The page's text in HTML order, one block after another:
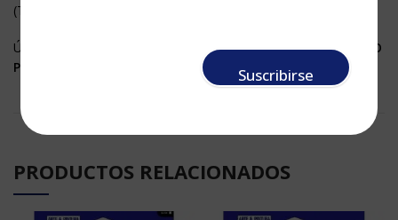
Suscribirse
(Tamaño 5,5 x 33 cm)
Úsalos fijándolos a cualquier superficie con nuestro <ADHESIVO
PARA STENCIL>
PRODUCTOS RELACIONADOS